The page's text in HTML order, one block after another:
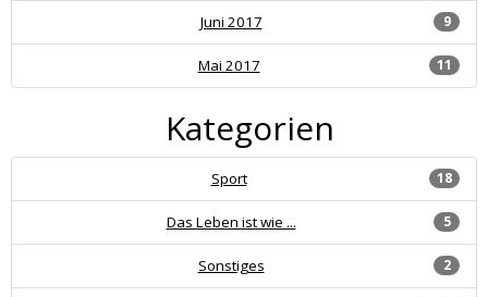
9
Juni 2017
11
Mai 2017
Kategorien
18
Sport
5
Das Leben ist wie ...
2
Sonstiges